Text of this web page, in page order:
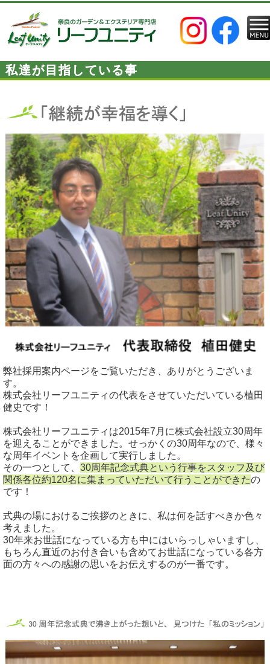
私達が目指している事
弊社採用案内ページをご覧いただき、ありがとうございま
す。
株式会社リーフユニティの代表をさせていただいている植田
健史です！
株式会社リーフユニティは2015年7月に株式会社設立30周年
を迎えることができました。せっかくの30周年なので、様々
な周年イベントを企画して実行しました。
その一つとして、 30周年記念式典という行事をスタッフ及び
関係各位約120名に集まっていただいて行うことができたの
です！
式典の場におけるご挨拶のときに、私は何を話すべきか色々
考えました。
30年来お世話になっている方も中にはいらっしゃいますし、
もちろん直近のお付き合いも含めてお世話になっている各方
面の方々への感謝の思いをお伝えするのが一番です。